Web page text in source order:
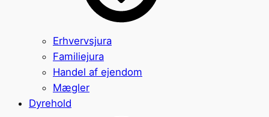
Erhvervsjura
Familiejura
Handel af ejendom
Mægler
Dyrehold